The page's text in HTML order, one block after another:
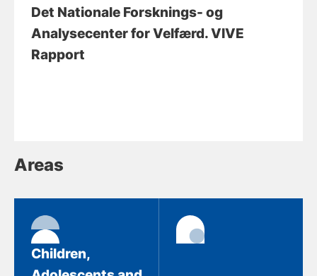
Det Nationale Forsknings- og
Analysecenter for Velfærd. VIVE
Rapport
Areas
Children,